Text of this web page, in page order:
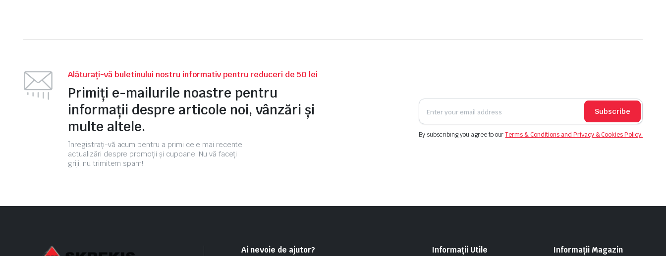
Alăturați-vă buletinului nostru informativ pentru reduceri de 50 lei
Primiți e-mailurile noastre pentru
informații despre articole noi, vânzări și
multe altele.
Înregistrați-vă acum pentru a primi cele mai recente
actualizări despre promoții și cupoane. Nu vă faceți
griji, nu trimitem spam!
Subscribe
By subscribing you agree to ourTerms & Conditions and Privacy & Cookies Policy.
Ai nevoie de ajutor? Informații Utile Informații Magazin